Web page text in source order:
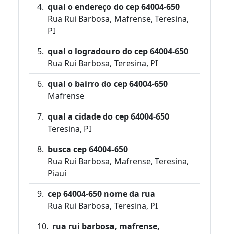
qual o endereço do cep 64004-650
Rua Rui Barbosa, Mafrense, Teresina,
PI
qual o logradouro do cep 64004-650
Rua Rui Barbosa, Teresina, PI
qual o bairro do cep 64004-650
Mafrense
qual a cidade do cep 64004-650
Teresina, PI
busca cep 64004-650
Rua Rui Barbosa, Mafrense, Teresina,
Piauí
cep 64004-650 nome da rua
Rua Rui Barbosa, Teresina, PI
rua rui barbosa, mafrense,